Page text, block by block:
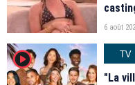
6 août
player2
TV
"La